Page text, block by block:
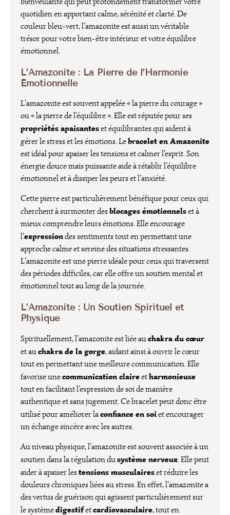
quotidien en apportant calme, sérénité et clarté. De
couleur bleu-vert, l’amazonite est aussi un véritable
trésor pour votre bien-être intérieur et votre équilibre
émotionnel.
L’Amazonite : La Pierre de l’Harmonie
Émotionnelle
L’amazonite est souvent appelée « la pierre du courage »
ou « la pierre de l’équilibre ». Elle est réputée pour ses
propriétés apaisanteset équilibrantes qui aident à
gérer le stress et les émotions. Lebracelet en Amazonite
est idéal pour apaiser les tensions et calmer l’esprit. Son
énergie douce mais puissante aide à rétablir l’équilibre
émotionnel et à dissiper les peurs et l’anxiété.
Cette pierre est particulièrement bénéfique pour ceux qui
cherchent à surmonter desblocages émotionnelset à
mieux comprendre leurs émotions. Elle encourage
l’expressiondes sentiments tout en permettant une
approche calme et sereine des situations stressantes.
L’amazonite est une pierre idéale pour ceux qui traversent
des périodes difficiles, car elle offre un soutien mental et
émotionnel tout au long de la journée.
L’Amazonite : Un Soutien Spirituel et
Physique
Spirituellement, l’amazonite est liée auchakra du cœur
et auchakra de la gorge, aidant ainsi à ouvrir le cœur
tout en permettant une meilleure communication. Elle
favorise unecommunication claireetharmonieuse
tout en facilitant l’expression de soi de manière
authentique et sans jugement. Ce bracelet peut donc être
utilisé pour améliorer laconfiance en soiet encourager
un échange sincère avec les autres.
Au niveau physique, l’amazonite est souvent associée à un
soutien dans la régulation dusystème nerveux. Elle peut
aider à apaiser lestensions musculaireset réduire les
douleurs chroniques liées au stress. En effet, l’amazonite a
des vertus de guérison qui agissent particulièrement sur
le systèmedigestifetcardiovasculaire, tout en